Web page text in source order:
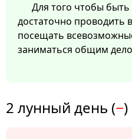
Для того чтобы
достаточно проводить
посещать
заниматься общим
2 лунный день (−)